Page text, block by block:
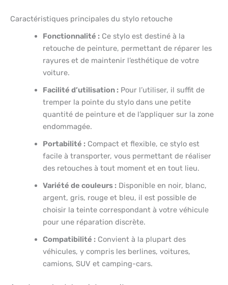
Caractéristiques principales du stylo retouche
Fonctionnalité :Ce stylo est destiné à la
retouche de peinture, permettant de réparer les
rayures et de maintenir l’esthétique de votre
voiture.
Facilité d’utilisation :Pour l’utiliser, il suffit de
tremper la pointe du stylo dans une petite
quantité de peinture et de l’appliquer sur la zone
endommagée.
Portabilité :Compact et flexible, ce stylo est
facile à transporter, vous permettant de réaliser
des retouches à tout moment et en tout lieu.
Variété de couleurs :Disponible en noir, blanc,
argent, gris, rouge et bleu, il est possible de
choisir la teinte correspondant à votre véhicule
pour une réparation discrète.
Compatibilité :Convient à la plupart des
véhicules, y compris les berlines, voitures,
camions, SUV et camping-cars.